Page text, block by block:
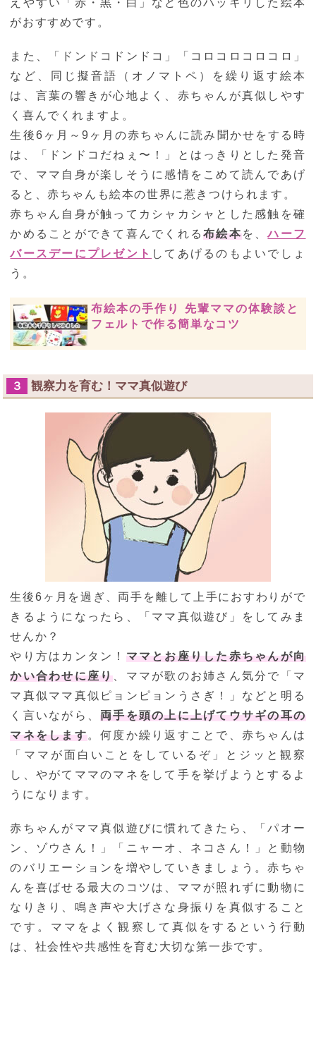
えやすい「赤・黒・白」など色のハッキリした絵本
がおすすめです。
また、「ドンドコドンドコ」「コロコロコロコロ」
など、同じ擬音語（オノマトペ）を繰り返す絵本
は、言葉の響きが心地よく、赤ちゃんが真似しやす
く喜んでくれますよ。
生後6ヶ月～9ヶ月の赤ちゃんに読み聞かせをする時
は、「ドンドコだねぇ〜！」とはっきりとした発音
で、ママ自身が楽しそうに感情をこめて読んであげ
ると、赤ちゃんも絵本の世界に惹きつけられます。
赤ちゃん自身が触ってカシャカシャとした感触を確
かめることができて喜んでくれる布絵本を、ハーフ
バースデーにプレゼント してあげるのもよいでしょ
う。
布絵本の手作り 先輩ママの体験談と
フェルトで作る簡単なコツ
３ 観察力を育む！ママ真似遊び
生後6ヶ月を過ぎ、両手を離して上手におすわりがで
きるようになったら、「ママ真似遊び」をしてみま
せんか？
やり方はカンタン！ ママとお座りした赤ちゃんが向
かい合わせに座り、ママが歌のお姉さん気分で「マ
マ真似ママ真似ピョンピョンうさぎ！」などと明る
く言いながら、両手を頭の上に上げてウサギの耳の
マネをします。何度か繰り返すことで、赤ちゃんは
「ママが面白いことをしているぞ」とジッと観察
し、やがてママのマネをして手を挙げようとするよ
うになります。
赤ちゃんがママ真似遊びに慣れてきたら、「パオー
ン、ゾウさん！」「ニャーオ、ネコさん！」と動物
のバリエーションを増やしていきましょう。赤ちゃ
んを喜ばせる最大のコツは、ママが照れずに動物に
なりきり、鳴き声や大げさな身振りを真似すること
です。ママをよく観察して真似をするという行動
は、社会性や共感性を育む大切な第一歩です。